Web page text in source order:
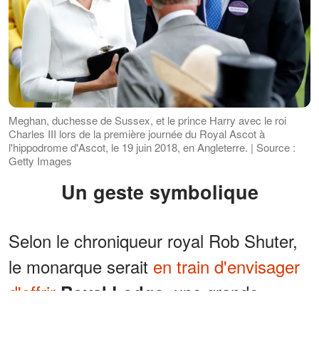
Meghan, duchesse de Sussex, et le prince Harry avec le roi
Charles III lors de la première journée du Royal Ascot à
l'hippodrome d'Ascot, le 19 juin 2018, en Angleterre. | Source :
Getty Images
Un geste symbolique
Selon le chroniqueur royal Rob Shuter,
le monarque serait en train d'envisager
d'offrir Royal Lodge , une grande